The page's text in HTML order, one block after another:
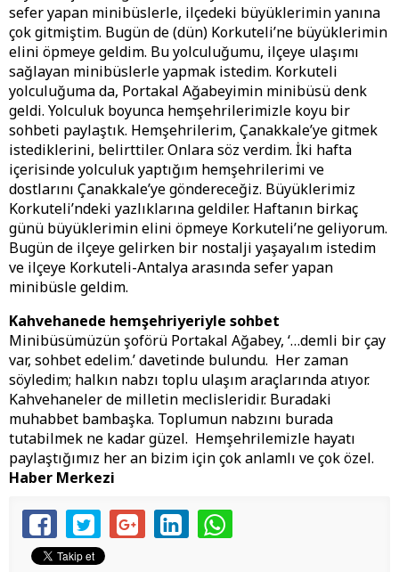
sefer yapan minibüslerle, ilçedeki büyüklerimin yanına
çok gitmiştim. Bugün de (dün) Korkuteli’ne büyüklerimin
elini öpmeye geldim. Bu yolculuğumu, ilçeye ulaşımı
sağlayan minibüslerle yapmak istedim. Korkuteli
yolculuğuma da, Portakal Ağabeyimin minibüsü denk
geldi. Yolculuk boyunca hemşehrilerimizle koyu bir
sohbeti paylaştık. Hemşehrilerim, Çanakkale’ye gitmek
istediklerini, belirttiler. Onlara söz verdim. İki hafta
içerisinde yolculuk yaptığım hemşehrilerimi ve
dostlarını Çanakkale’ye göndereceğiz. Büyüklerimiz
Korkuteli’ndeki yazlıklarına geldiler. Haftanın birkaç
günü büyüklerimin elini öpmeye Korkuteli’ne geliyorum.
Bugün de ilçeye gelirken bir nostalji yaşayalım istedim
ve ilçeye Korkuteli-Antalya arasında sefer yapan
minibüsle geldim.
Kahvehanede hemşehriyeriyle sohbet
Minibüsümüzün şoförü Portakal Ağabey, ‘…demli bir çay
var, sohbet edelim.’ davetinde bulundu. Her zaman
söyledim; halkın nabzı toplu ulaşım araçlarında atıyor.
Kahvehaneler de milletin meclisleridir. Buradaki
muhabbet bambaşka. Toplumun nabzını burada
tutabilmek ne kadar güzel. Hemşehrilemizle hayatı
paylaştığımız her an bizim için çok anlamlı ve çok özel.
Haber Merkezi